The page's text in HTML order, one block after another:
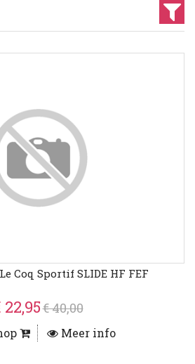
Coq Sportif SLIDE HF FEF
22,95€ 40,00
Meer info